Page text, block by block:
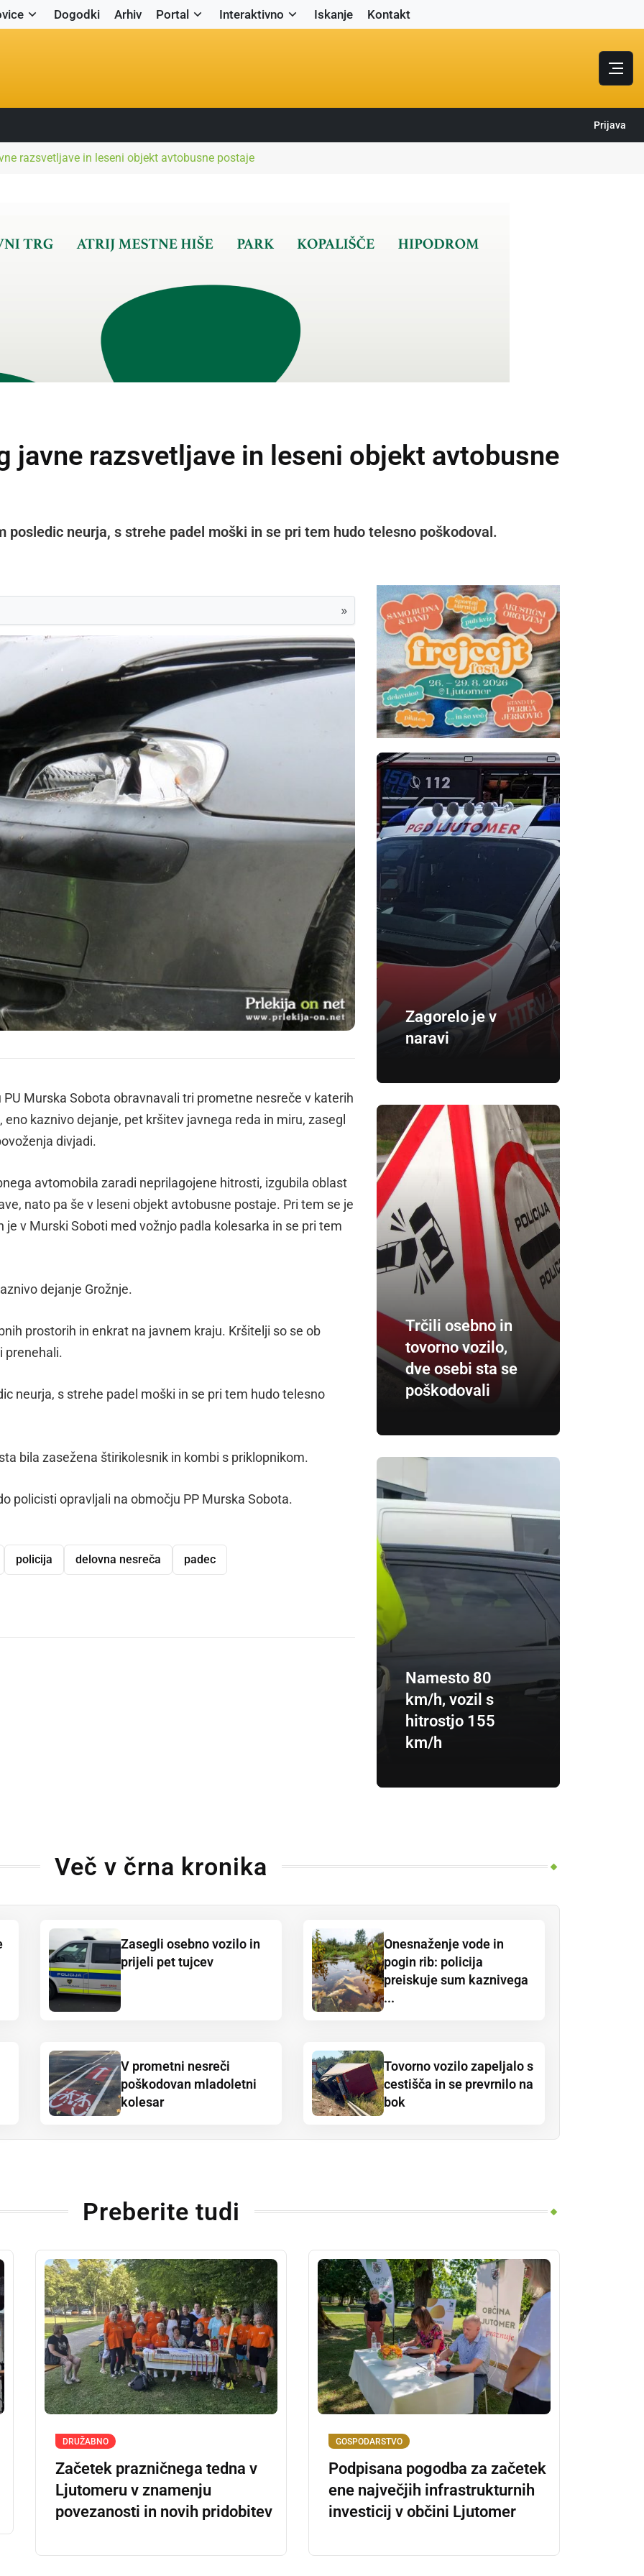
Dogodki Arhiv Portal Interaktivno Iskanje Kontakt
Prijava
razsvetljave in leseni objekt avtobusne postaje
javne razsvetljave in leseni objekt avtobusne
posledic neurja, s strehe padel moški in se pri tem hudo telesno poškodoval.
»
PU Murska Sobota obravnavali tri prometne nesreče v katerih
eno kaznivo dejanje, pet kršitev javnega reda in miru, zasegl
divjadi.
avtomobila zaradi neprilagojene hitrosti, izgubila oblast
nato pa še v leseni objekt avtobusne postaje. Pri tem se je
je v Murski Soboti med vožnjo padla kolesarka in se pri tem
dejanje Grožnje.
prostorih in enkrat na javnem kraju. Kršitelji so se ob
prenehali.
neurja, s strehe padel moški in se pri tem hudo telesno
bila zasežena štirikolesnik in kombi s priklopnikom.
policisti opravljali na območju PP Murska Sobota.
policija delovna nesreča padec
Zagorelo je v
naravi
Trčili osebno in
tovorno vozilo,
dve osebi sta se
poškodovali
Namesto 80
km/h, vozil s
hitrostjo 155
km/h
Več v črna kronika
Zasegli osebno vozilo in
prijeli pet tujcev
Onesnaženje vode in
pogin rib: policija
preiskuje sum kaznivega
...
V prometni nesreči
poškodovan mladoletni
kolesar
Tovorno vozilo zapeljalo s
cestišča in se prevrnilo na
bok
Preberite tudi
DRUŽABNO
Začetek prazničnega tedna v
Ljutomeru v znamenju
povezanosti in novih pridobitev
GOSPODARSTVO
Podpisana pogodba za začetek
ene največjih infrastrukturnih
investicij v občini Ljutomer